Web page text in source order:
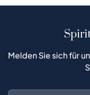
Melden Sie sich für